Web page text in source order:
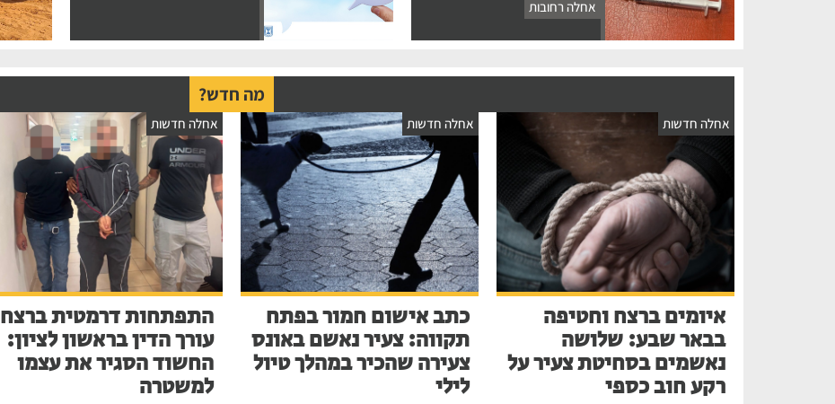
אחלה רחובות
מה חדש?
אחלה חדשות
איומים ברצח וחטיפה
בבאר שבע: שלושה
נאשמים בסחיטת צעיר על
רקע חוב כספי
אחלה חדשות
כתב אישום חמור בפתח
תקווה: צעיר נאשם באונס
צעירה שהכיר במהלך טיול
לילי
אחלה חדשות
התפתחות דרמטית ברצח
עורך הדין בראשון לציון:
החשוד הסגיר את עצמו
למשטרה